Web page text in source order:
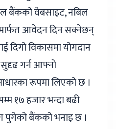
बैंकको वेबसाइट, नबिल
आवेदन दिन सक्नेछन्
विकासमा योगदान
सुदृढ गर्न आफ्नो
रूपमा लिएको छ ।
१७ हजार भन्दा बढी
पुगेको बैंकको भनाइ छ ।